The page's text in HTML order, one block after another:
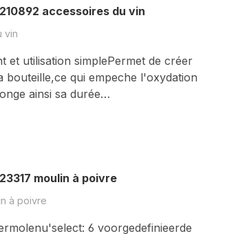
accessoires du vin
vin
et utilisation simplePermet de créer
bouteille,ce qui empeche l'oxydation
ainsi sa durée…
moulin à poivre
à poivre
6 voorgedefinieerde